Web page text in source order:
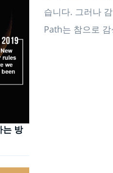
는 방
습니다. 그러나
Path는 참으로